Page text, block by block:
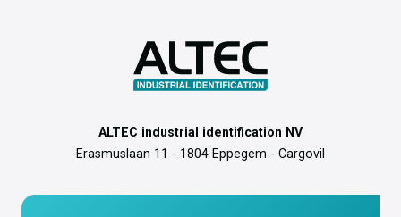
ALTEC industrial identification NV
Erasmuslaan 11 - 1804 Eppegem - Cargovil